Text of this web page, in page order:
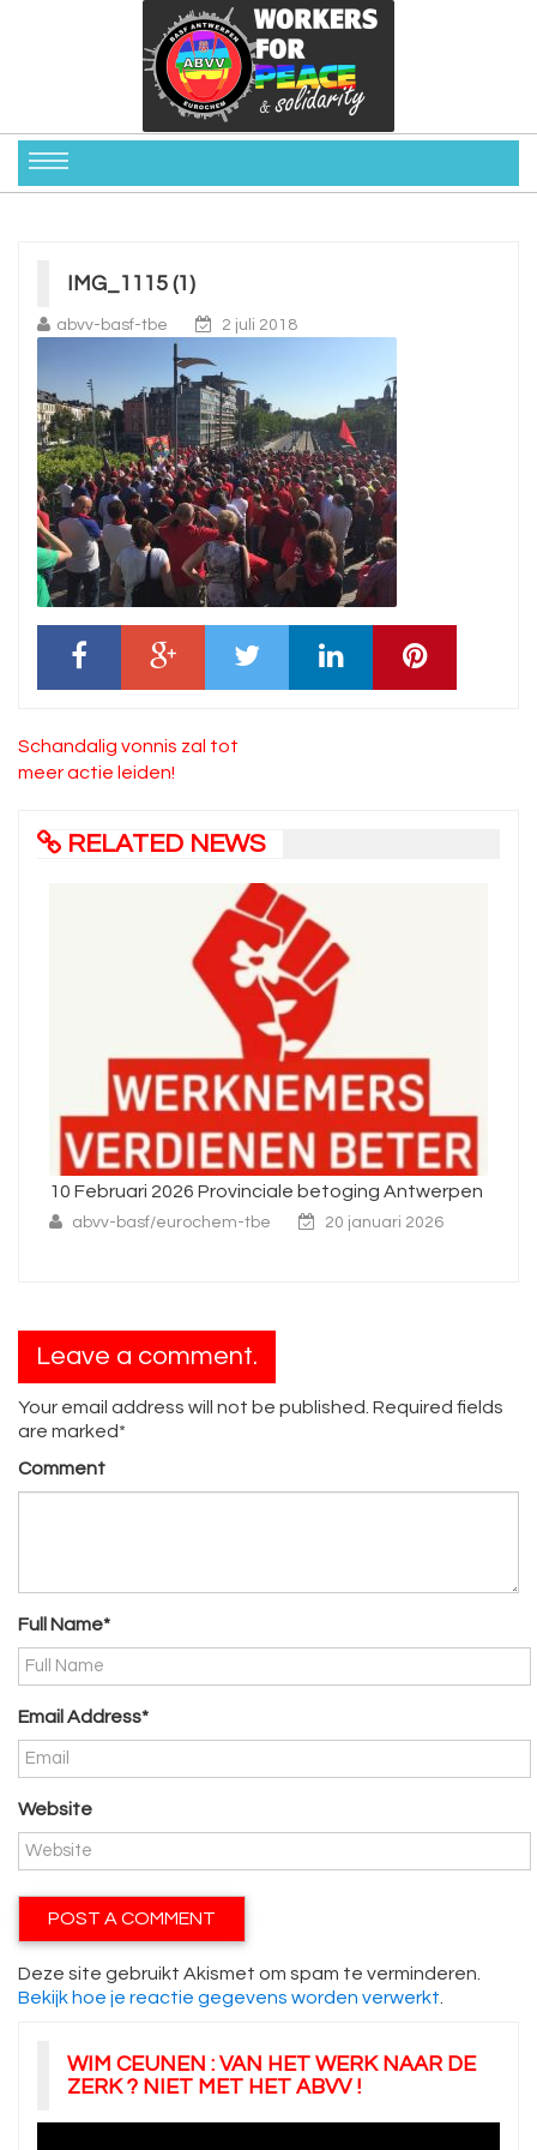
IMG_1115 (1)
abvv-basf-tbe 2 juli 2018
Bericht
navigatie
Schandalig vonnis zal tot
meer actie leiden!
RELATED NEWS
10 Februari 2026 Provinciale betoging Antwerpen
abvv-basf/eurochem-tbe 20 januari 2026
Leave a comment.
Your email address will not be published. Required fields
are marked*
Comment
Full Name*
Email Address*
Website
Deze site gebruikt Akismet om spam te verminderen.
Bekijk hoe je reactie gegevens worden verwerkt
WIM CEUNEN : VAN HET WERK NAAR DE
ZERK ? NIET MET HET ABVV !